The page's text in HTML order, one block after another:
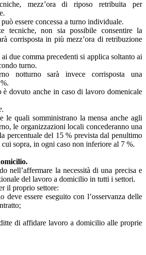
mezz’ora di riposo retribuita per
essere concessa a turno individuale.
tecniche, non sia possibile consentire la
corrisposta in più mezz’ora di retribuzione
due comma precedenti si applica soltanto ai
turno.
notturno sarà invece corrisposta una
è dovuto anche in caso di lavoro domenicale
le quali somministrano la mensa anche agli
le organizzazioni locali concederanno una
percentuale del 15 % prevista dal penultimo
sopra, in ogni caso non inferiore al 7 %.
nell’affermare la necessità di una precisa e
del lavoro a domicilio in tutti i settori.
il proprio settore:
essere eseguito con l’osservanza delle
di affidare lavoro a domicilio alle proprie